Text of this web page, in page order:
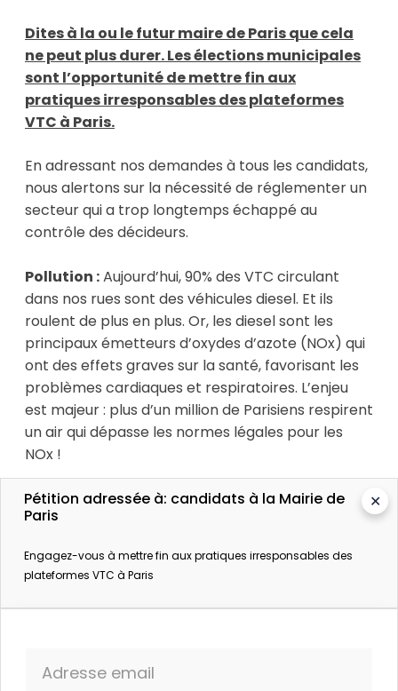
Dites à la ou le futur maire de Paris que cela
ne peut plus durer. Les élections municipales
sont l’opportunité de mettre fin aux
pratiques irresponsables des plateformes
VTC à Paris.
En adressant nos demandes à tous les candidats,
nous alertons sur la nécessité de réglementer un
secteur qui a trop longtemps échappé au
contrôle des décideurs.
Pollution :Aujourd’hui, 90% des VTC circulant
dans nos rues sont des véhicules diesel. Et ils
roulent de plus en plus. Or, les diesel sont les
principaux émetteurs d’oxydes d’azote (NOx) qui
ont des effets graves sur la santé, favorisant les
problèmes cardiaques et respiratoires. L’enjeu
est majeur : plus d’un million de Parisiens respirent
un air qui dépasse les normes légales pour les
NOx !
Il faut donc appeler à un renforcement de la
zone à faibles émissions pour les VTC et exiger
hydrogène) d’ici 2025.
Social :En 2017, Uber a payé à peine 1 million
exploite les chauffeurs qui travaillent dans des
✕
Pétition adressée à: candidats à la Mairie de
Paris
Engagez-vous à mettre fin aux pratiques irresponsables des
plateformes VTC à Paris
Adresse email